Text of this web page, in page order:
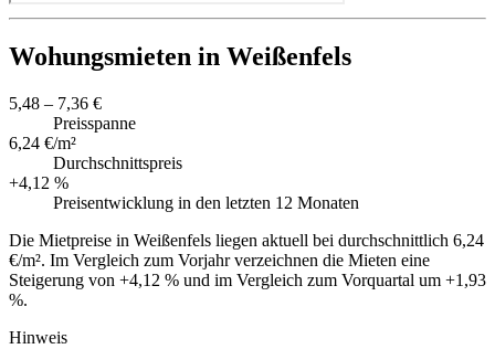
Wohungsmieten in Weißenfels
5,48 – 7,36 €
Preisspanne
6,24 €/m²
Durchschnittspreis
+4,12 %
Preisentwicklung in den letzten 12 Monaten
Die Mietpreise in Weißenfels liegen aktuell bei durchschnittlich 6,24
€/m². Im Vergleich zum Vorjahr verzeichnen die Mieten eine
Steigerung von +4,12 % und im Vergleich zum Vorquartal um +1,93
%.
Hinweis